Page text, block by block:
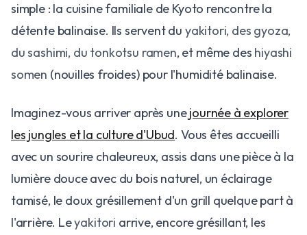
simple : la cuisine familiale de Kyoto rencontre la
détente balinaise. Ils servent du yakitori, des gyoza,
du sashimi, du tonkotsu ramen, et même des hiyashi
somen (nouilles froides) pour l'humidité balinaise.
Imaginez-vous arriver après unejournée à explorer
les jungles et la culture d'Ubud. Vous êtes accueilli
avec un sourire chaleureux, assis dans une pièce à la
lumière douce avec du bois naturel, un éclairage
tamisé, le doux grésillement d'un grill quelque part à
l'arrière. Leyakitori arrive, encore grésillant, les